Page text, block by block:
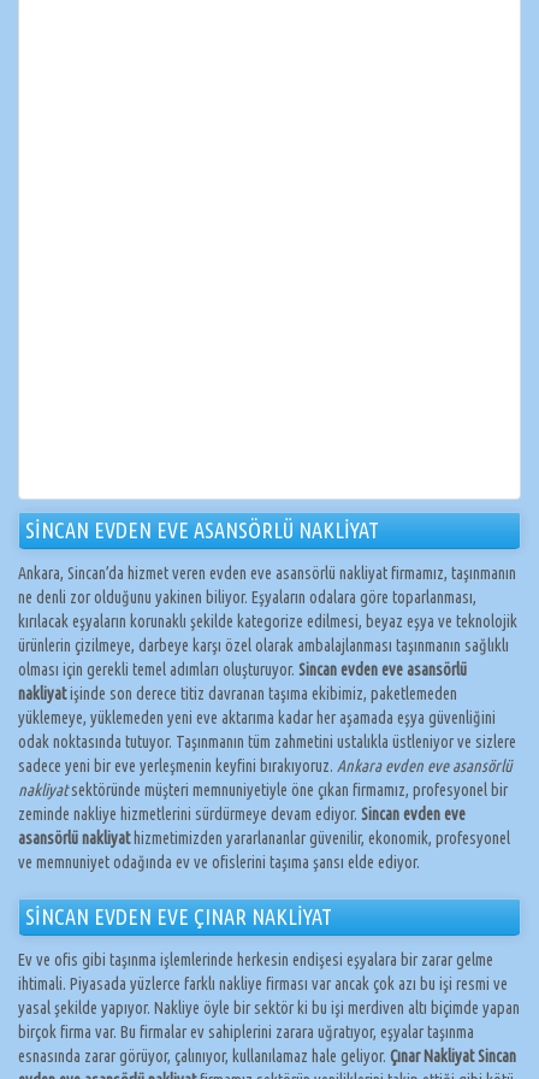
SİNCAN EVDEN EVE ASANSÖRLÜ NAKLİYAT
Ankara, Sincan’da hizmet veren evden eve asansörlü nakliyat firmamız, taşınmanın
ne denli zor olduğunu yakinen biliyor. Eşyaların odalara göre toparlanması,
kırılacak eşyaların korunaklı şekilde kategorize edilmesi, beyaz eşya ve teknolojik
ürünlerin çizilmeye, darbeye karşı özel olarak ambalajlanması taşınmanın sağlıklı
olması için gerekli temel adımları oluşturuyor. Sincan evden eve asansörlü
nakliyatişinde son derece titiz davranan taşıma ekibimiz, paketlemeden
yüklemeye, yüklemeden yeni eve aktarıma kadar her aşamada eşya güvenliğini
odak noktasında tutuyor. Taşınmanın tüm zahmetini ustalıkla üstleniyor ve sizlere
sadece yeni bir eve yerleşmenin keyfini bırakıyoruz. Ankara evden eve asansörlü
nakliyatsektöründe müşteri memnuniyetiyle öne çıkan firmamız, profesyonel bir
zeminde nakliye hizmetlerini sürdürmeye devam ediyor. Sincan evden eve
asansörlü nakliyathizmetimizden yararlananlar güvenilir, ekonomik, profesyonel
ve memnuniyet odağında ev ve ofislerini taşıma şansı elde ediyor.
SİNCAN EVDEN EVE ÇINAR NAKLİYAT
Ev ve ofis gibi taşınma işlemlerinde herkesin endişesi eşyalara bir zarar gelme
ihtimali. Piyasada yüzlerce farklı nakliye firması var ancak çok azı bu işi resmi ve
yasal şekilde yapıyor. Nakliye öyle bir sektör ki bu işi merdiven altı biçimde yapan
birçok firma var. Bu firmalar ev sahiplerini zarara uğratıyor, eşyalar taşınma
esnasında zarar görüyor, çalınıyor, kullanılamaz hale geliyor. Çınar Nakliyat Sincan